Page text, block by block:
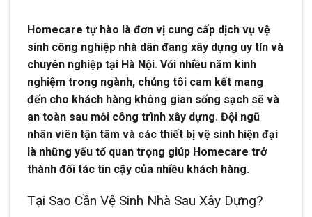
Homecare tự hào là đơn vị cung cấp dịch vụ vệ
sinh công nghiệp nhà dân đang xây dựng uy tín và
chuyên nghiệp tại Hà Nội. Với nhiều năm kinh
nghiệm trong ngành, chúng tôi cam kết mang
đến cho khách hàng không gian sống sạch sẽ và
an toàn sau mỗi công trình xây dựng. Đội ngũ
nhân viên tận tâm và các thiết bị vệ sinh hiện đại
là những yếu tố quan trọng giúp Homecare trở
thành đối tác tin cậy của nhiều khách hàng.
Tại Sao Cần Vệ Sinh Nhà Sau Xây Dựng?